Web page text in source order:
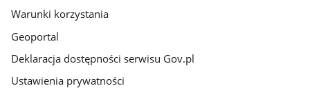
Warunki korzystania
Geoportal
Deklaracja dostępności serwisu Gov.pl
Ustawienia prywatności